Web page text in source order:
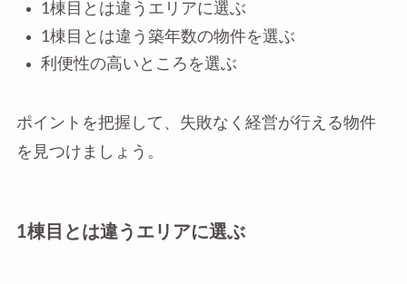
1棟目とは違うエリアに選ぶ
1棟目とは違う築年数の物件を選ぶ
利便性の高いところを選ぶ
ポイントを把握して、失敗なく経営が行える物件
を見つけましょう。
1棟目とは違うエリアに選ぶ